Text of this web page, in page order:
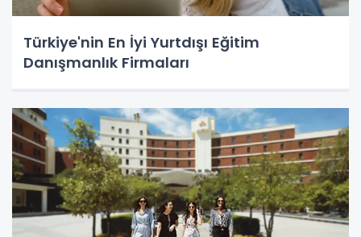
Türkiye'nin En İyi Yurtdışı Eğitim
Danışmanlık Firmaları